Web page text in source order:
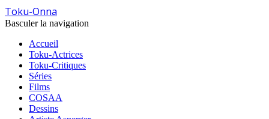
Toku-Onna
Basculer la navigation
Accueil
Toku-Actrices
Toku-Critiques
Séries
Films
COSAA
Dessins